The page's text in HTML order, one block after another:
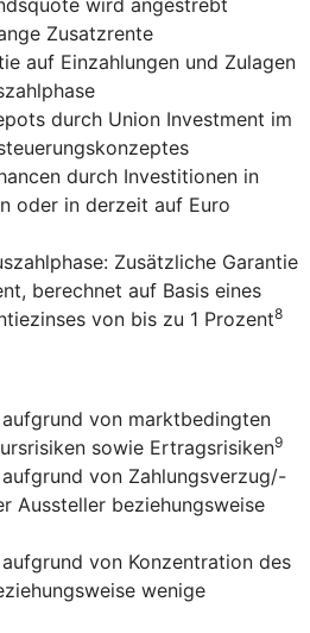
Zusatzrente
auf Einzahlungen und Zulagen
durch Union Investment im
durch Investitionen in
oder in derzeit auf Euro
Zusätzliche Garantie
berechnet auf Basis eines
von bis zu 1 Prozent8
aufgrund von marktbedingten
sowie Ertragsrisiken9
von Zahlungsverzug/-
Aussteller beziehungsweise
von Konzentration des
wenige